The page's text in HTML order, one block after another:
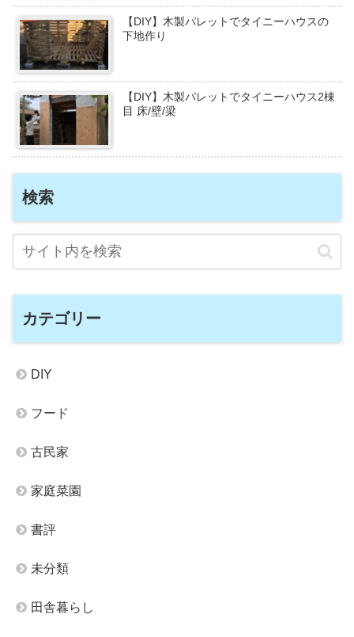
【DIY】木製パレットでタイニーハウスの
下地作り
【DIY】木製パレットでタイニーハウス2棟
目 床/壁/梁
検索
カテゴリー
DIY
フード
古民家
家庭菜園
書評
未分類
田舎暮らし